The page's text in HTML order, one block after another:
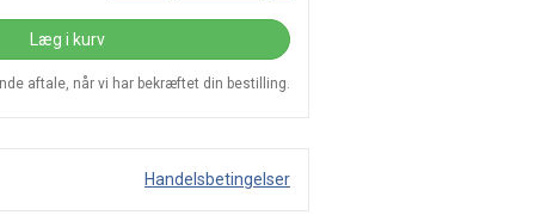
Læg i kurv
aftale, når vi har bekræftet din bestilling.
Handelsbetingelser